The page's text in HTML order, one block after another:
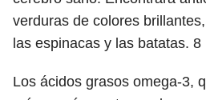
verduras de colores
las espinacas y las batatas. 8
Los ácidos grasos omega-3,